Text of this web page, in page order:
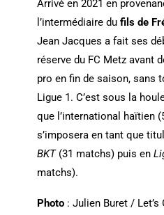
Arrivé en 2021 en
l’intermédiaire du fils de
Jean Jacques a fait ses
réserve du FC Metz avant
pro en fin de saison, sans
Ligue 1. C’est sous la
que l’international haïtien
s’imposera en tant que
BKT(31 matchs) puis en
matchs).
Photo: Julien Buret / Let’s